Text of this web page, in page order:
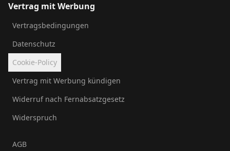
Vertrag mit Werbung
Vertragsbedingungen
Datenschutz
Cookie-Policy
Vertrag mit Werbung kündigen
Widerruf nach Fernabsatzgesetz
Widerspruch
AGB